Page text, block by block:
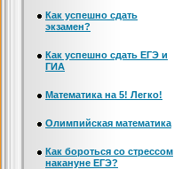
Как успешно сдать
экзамен?
Как успешно сдать ЕГЭ и
ГИА
Математика на 5! Легко!
Олимпийская математика
Как бороться со стрессом
накануне ЕГЭ?